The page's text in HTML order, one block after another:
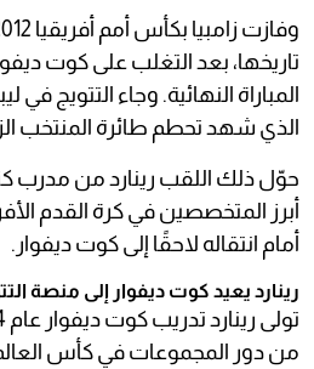
تاريخها، بعد التغلب على كوت
المباراة النهائية. وجاء التتويج
الذي شهد تحطم طائرة المنتخب
حوّل ذلك اللقب رينارد من مدرب
أبرز المتخصصين في كرة القدم
أمام انتقاله لاحقًا إلى كوت ديفوار.
رينارد يعيد كوت ديفوار إلى منصة
من دور المجموعات في كأس العالم